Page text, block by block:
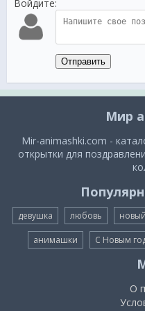
Войдите:
Отправить
Мир
Mir-animashki.com -
открытки для
девушка любовь
анимашки С Новым
О